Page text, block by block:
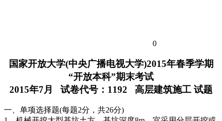
0
国家开放大学(中央广播电视大学)2015年春季学期
“开放本科”期末考试
2015年7月 试卷代号：1192 高层建筑施工 试题
一、单项选择题(每题2分，共26分)